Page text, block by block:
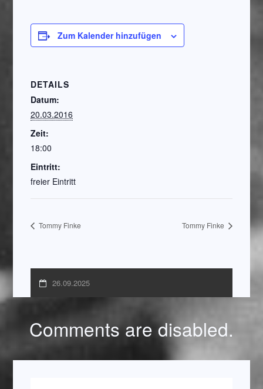
Zum Kalender hinzufügen
DETAILS
Datum:
20.03.2016
Zeit:
18:00
Eintritt:
freier Eintritt
Tommy Finke Tommy Finke
26.09.2025
Comments are disabled.